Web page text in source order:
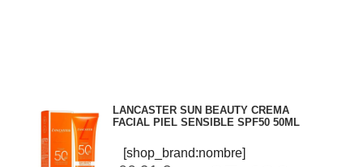
LANCASTER SUN BEAUTY CREMA
FACIAL PIEL SENSIBLE SPF50 50ML
[shop_brand:nombre]